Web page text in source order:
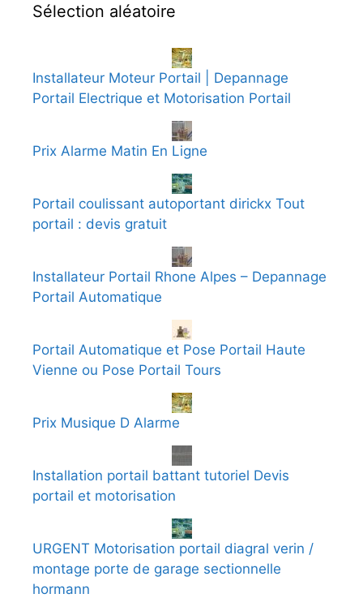
Sélection aléatoire
Installateur Moteur Portail | Depannage
Portail Electrique et Motorisation Portail
Prix Alarme Matin En Ligne
Portail coulissant autoportant dirickx Tout
portail : devis gratuit
Installateur Portail Rhone Alpes – Depannage
Portail Automatique
Portail Automatique et Pose Portail Haute
Vienne ou Pose Portail Tours
Prix Musique D Alarme
Installation portail battant tutoriel Devis
portail et motorisation
URGENT Motorisation portail diagral verin /
montage porte de garage sectionnelle
hormann